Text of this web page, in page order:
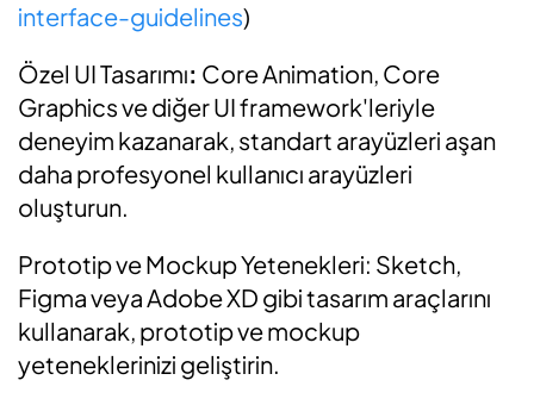
interface-guidelines)
Özel UI Tasarımı: Core Animation, Core
Graphics ve diğer UI framework'leriyle
deneyim kazanarak, standart arayüzleri aşan
daha profesyonel kullanıcı arayüzleri
oluşturun.
Prototip ve Mockup Yetenekleri: Sketch,
Figma veya Adobe XD gibi tasarım araçlarını
kullanarak, prototip ve mockup
yeteneklerinizi geliştirin.